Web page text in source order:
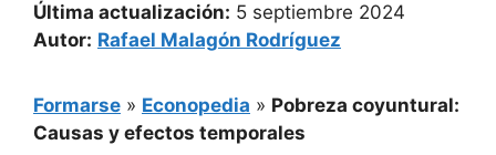
Última actualización: 5 septiembre 2024
Autor: Rafael Malagón Rodríguez
Formarse » Econopedia » Pobreza coyuntural:
Causas y efectos temporales